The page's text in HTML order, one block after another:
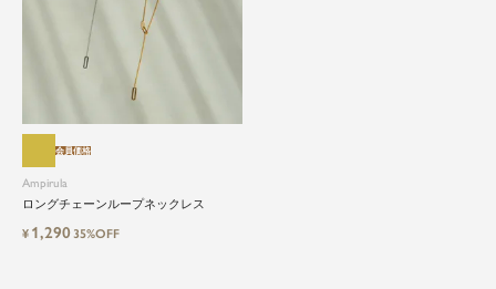
Ampirula
ロングチェーンループネックレス
会員価格
¥ 1,29035%OFF